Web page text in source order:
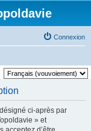
Connexion
ci-après par
» et